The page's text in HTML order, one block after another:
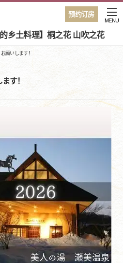
预约订房
乡土料理】桐之花 山吹之花
MENU
願いします！
す！